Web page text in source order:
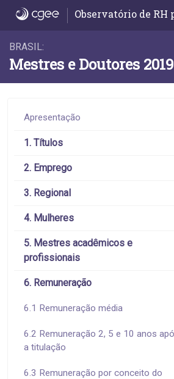
6.9 Remuneração de
Observatório de RH
BRASIL:
Mestres e Doutores 2019
Apresentação
1. Títulos
2. Emprego
3. Regional
4. Mulheres
5. Mestres acadêmicos e
profissionais
6. Remuneração
6.1 Remuneração média
6.2 Remuneração 2, 5 e 10 anos
a titulação
6.3 Remuneração por conceito do